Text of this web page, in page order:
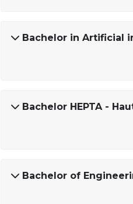
Bachelor in Artificial
Bachelor HEPTA -
Bachelor of